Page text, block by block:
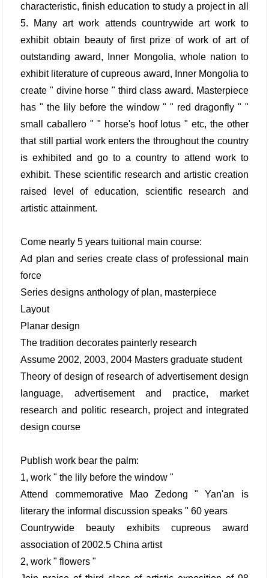
characteristic, finish education to study a project in all
5. Many art work attends countrywide art work to
exhibit obtain beauty of first prize of work of art of
outstanding award, Inner Mongolia, whole nation to
exhibit literature of cupreous award, Inner Mongolia to
create " divine horse " third class award. Masterpiece
has " the lily before the window " " red dragonfly " "
small caballero " " horse's hoof lotus " etc, the other
that still partial work enters the throughout the country
is exhibited and go to a country to attend work to
exhibit. These scientific research and artistic creation
raised level of education, scientific research and
artistic attainment.
Come nearly 5 years tuitional main course:
Ad plan and series create class of professional main
force
Series designs anthology of plan, masterpiece
Layout
Planar design
The tradition decorates painterly research
Assume 2002, 2003, 2004 Masters graduate student
Theory of design of research of advertisement design
language, advertisement and practice, market
research and politic research, project and integrated
design course
Publish work bear the palm:
1, work " the lily before the window "
Attend commemorative Mao Zedong " Yan'an is
literary the informal discussion speaks " 60 years
Countrywide beauty exhibits cupreous award
association of 2002.5 China artist
2, work " flowers "